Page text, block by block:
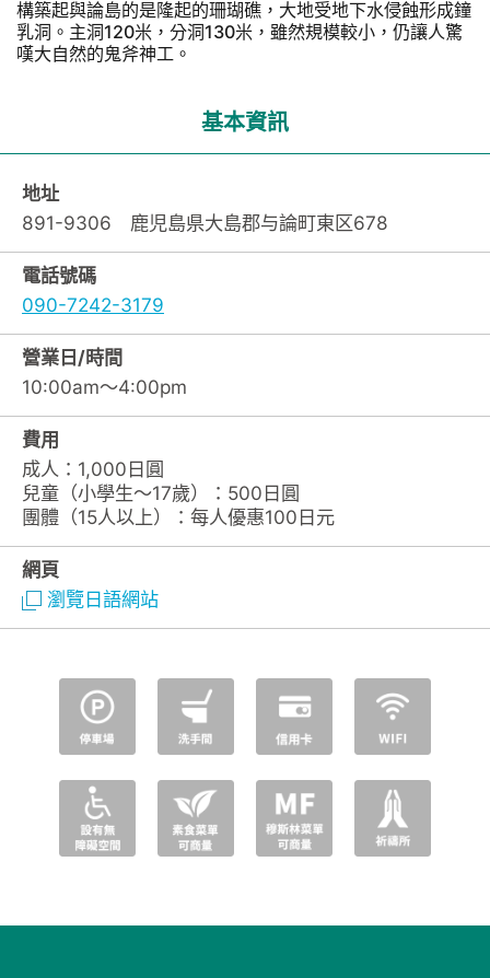
構築起與論島的是隆起的珊瑚礁，大地受地下水侵蝕形成鐘
乳洞。主洞120米，分洞130米，雖然規模較小，仍讓人驚
嘆大自然的鬼斧神工。
基本資訊
地址
891-9306 鹿児島県大島郡与論町東区678
電話號碼
090-7242-3179
營業日/時間
10:00am～4:00pm
費用
成人：1,000日圓
兒童（小學生～17歲）：500日圓
團體（15人以上）：每人優惠100日元
網頁
瀏覽日語網站